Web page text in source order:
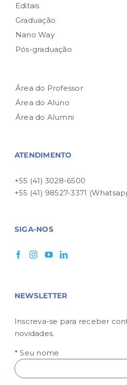
Editais
Graduação
Nano Way
Pós-graduação
Área do Professor
Área do Aluno
Área do Alumni
ATENDIMENTO
+55 (41) 3028-6500
+55 (41) 98527-3371
SIGA-NOS
NEWSLETTER
Inscreva-se para receber
novidades.
* Seu nome